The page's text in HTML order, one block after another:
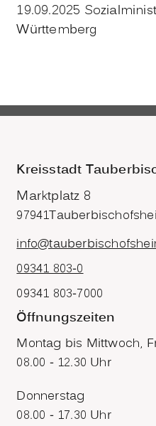
19.09.2025
Württemberg
Kreisstadt
Marktplatz 8
97941
09341 803-0
09341 803-7000
Öffnungszeiten
Montag bis Mittwoch,
08.00 - 12.30 Uhr
Donnerstag
08.00 - 17.30 Uhr